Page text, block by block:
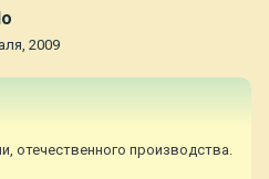
2009
отечественного производства.